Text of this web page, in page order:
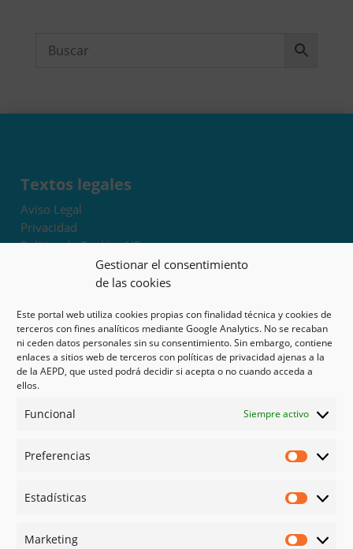
Gestionar el consentimiento
de las cookies
Este portal web utiliza cookies propias con finalidad técnica y cookies de
terceros con fines analíticos mediante Google Analytics. No se recaban
ni ceden datos personales sin su consentimiento. Sin embargo, contiene
enlaces a sitios web de terceros con políticas de privacidad ajenas a la
de la AEPD, que usted podrá decidir si acepta o no cuando acceda a
ellos.
Funcional Siempre activo
Preferencias
Estadísticas
Marketing
Textos legales
Aviso Legal
Privacidad
Política de Cookies UE
Términos y condiciones
Exoneración de responsabilidad
Mapa del sitio
Mi cuenta
Tienda
Psicología en Murcia
Guías
Redes sociales
Instagram
Linked in